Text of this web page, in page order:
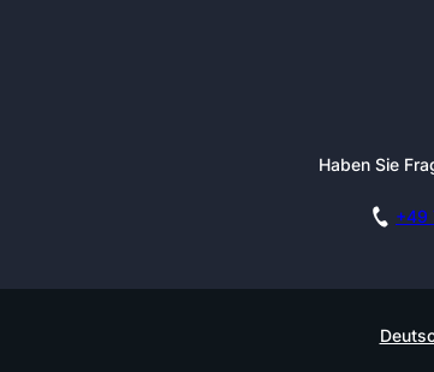
Haben Sie
+49